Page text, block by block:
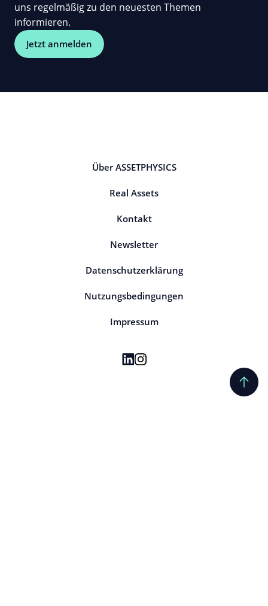
uns regelmäßig zu den neuesten Themen
informieren.
Jetzt anmelden
Über ASSETPHYSICS
Real Assets
Kontakt
Newsletter
Datenschutzerklärung
Nutzungsbedingungen
Impressum